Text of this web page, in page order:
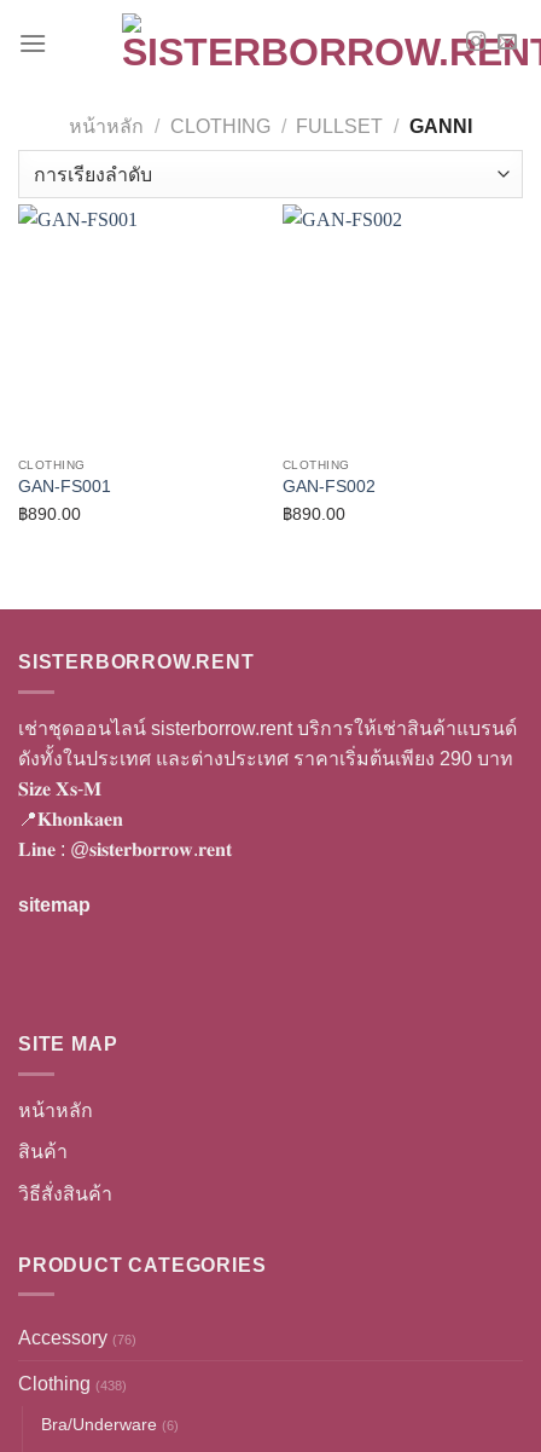
หน้าหลัก / CLOTHING / FULLSET / GANNI
CLOTHING
GAN-FS001
฿890.00
CLOTHING
GAN-FS002
฿890.00
SISTERBORROW.RENT
เช่าชุดออนไลน์ sisterborrow.rent บริการให้เช่าสินค้าแบรนด์
ดังทั้งในประเทศ และต่างประเทศ ราคาเริ่มต้นเพียง 290 บาท
𝐒𝐢𝐳𝐞 𝐗𝐬-𝐌
📍𝐊𝐡𝐨𝐧𝐤𝐚𝐞𝐧
𝐋𝐢𝐧𝐞 : @𝐬𝐢𝐬𝐭𝐞𝐫𝐛𝐨𝐫𝐫𝐨𝐰.𝐫𝐞𝐧𝐭
sitemap
SITE MAP
หน้าหลัก
สินค้า
วิธีสั่งสินค้า
PRODUCT CATEGORIES
Accessory (76)
Clothing (438)
Bra/Underware (6)